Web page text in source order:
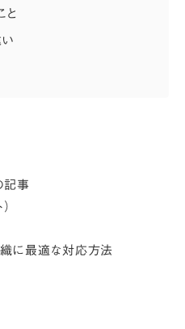
と
事
に最適な対応方法